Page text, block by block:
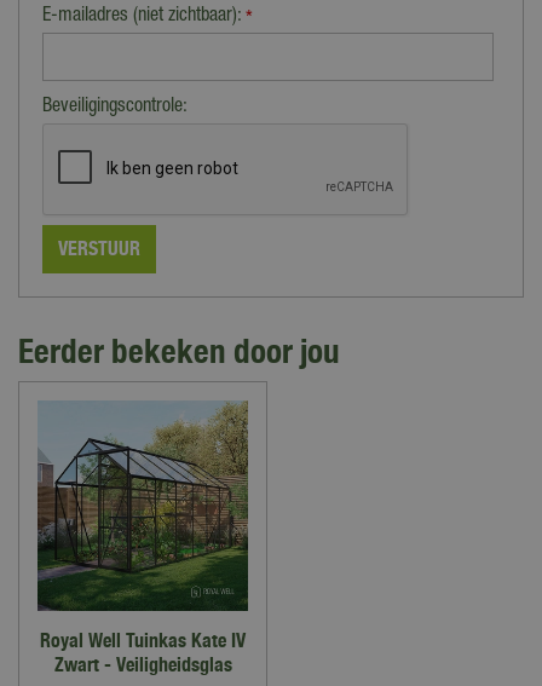
E-mailadres (niet zichtbaar): *
Beveiligingscontrole:
Eerder bekeken door jou
Royal Well Tuinkas Kate IV
Zwart - Veiligheidsglas